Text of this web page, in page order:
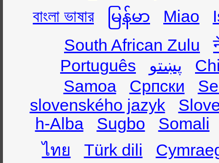
বাংলা ভাষার
မြန်မာ Miao
South African Zulu
Português
پښتو
Samoa
Српски
slovenského jazyk
h-Alba
Sugbo
Somali
ไทย
Türk dili